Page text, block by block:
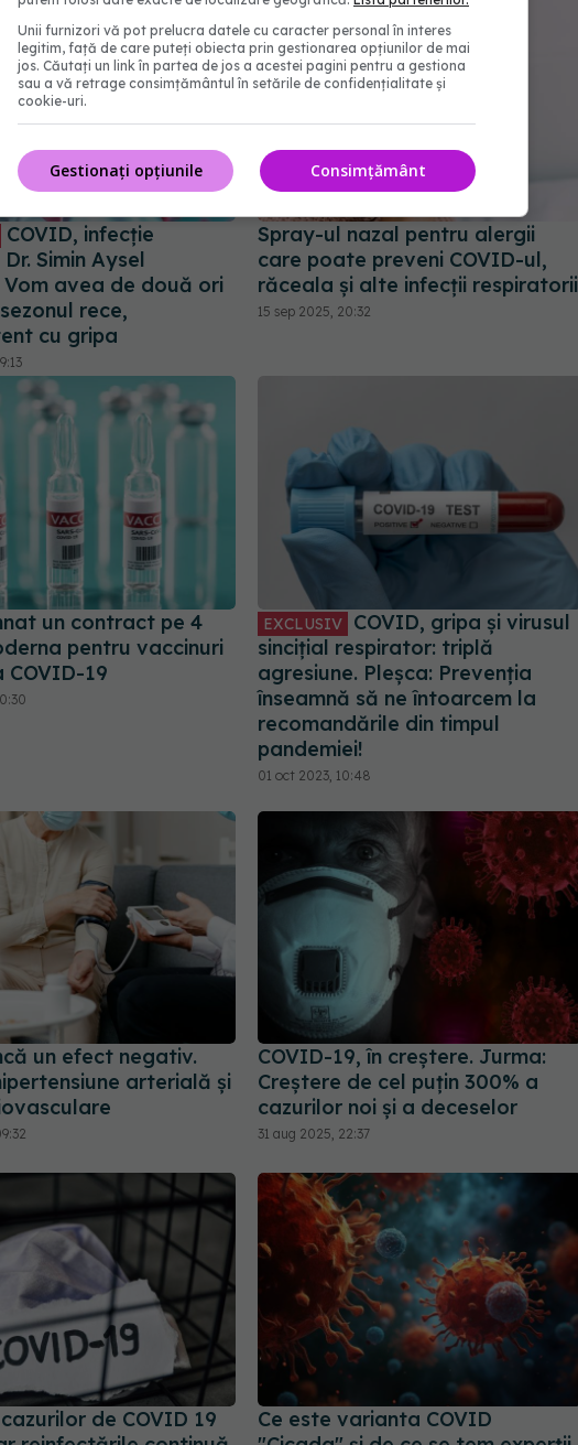
COVID, infecție
Simin Aysel
Vom avea de două ori
rece,
cu gripa
Spray-ul nazal pentru alergii
care poate preveni COVID-ul,
răceala și alte infecții respiratorii
15 sep 2025, 20:32
un contract pe 4
pentru vaccinuri
19
EXCLUSIV
COVID, gripa și virusul
sincițial respirator: triplă
agresiune. Pleșca: Prevenția
înseamnă să ne întoarcem la
recomandările din timpul
pandemiei!
01 oct 2023, 10:48
un efect negativ.
arterială și
COVID-19, în creștere. Jurma:
Creștere de cel puțin 300% a
cazurilor noi și a deceselor
31 aug 2025, 22:37
de COVID 19
Ce este varianta COVID
Unii furnizori vă pot prelucra datele cu caracter personal în interes
legitim, față de care puteți obiecta prin gestionarea opțiunilor de mai
jos. Căutați un link în partea de jos a acestei pagini pentru a gestiona
sau a vă retrage consimțământul în setările de confidențialitate și
cookie-uri.
Consimțământ
Gestionați opțiunile